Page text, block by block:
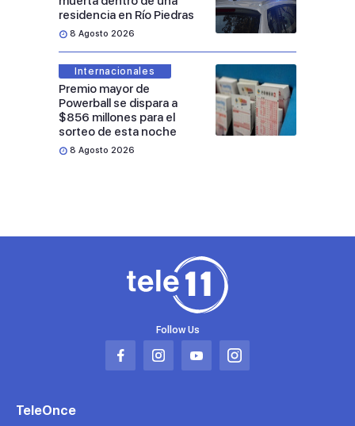
residencia en Río Piedras
8 Agosto 2026
Internacionales
Premio mayor de
Powerball se dispara a
$856 millones para el
sorteo de esta noche
8 Agosto 2026
Follow Us
Abrir
Abrir
Abrir
Abrir
TeleOnce